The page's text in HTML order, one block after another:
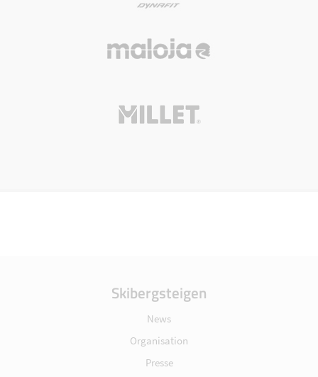
Skibergsteigen
News
Organisation
Presse